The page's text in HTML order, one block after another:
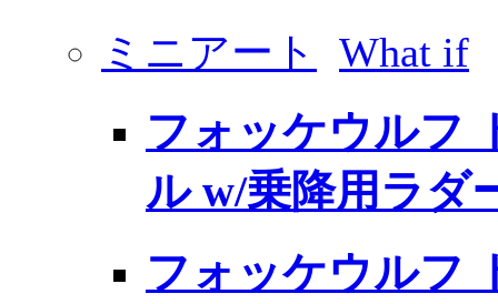
ミニアート What if
フォッケウルフ
ル w/乗降用ラダ
フォッケウルフ